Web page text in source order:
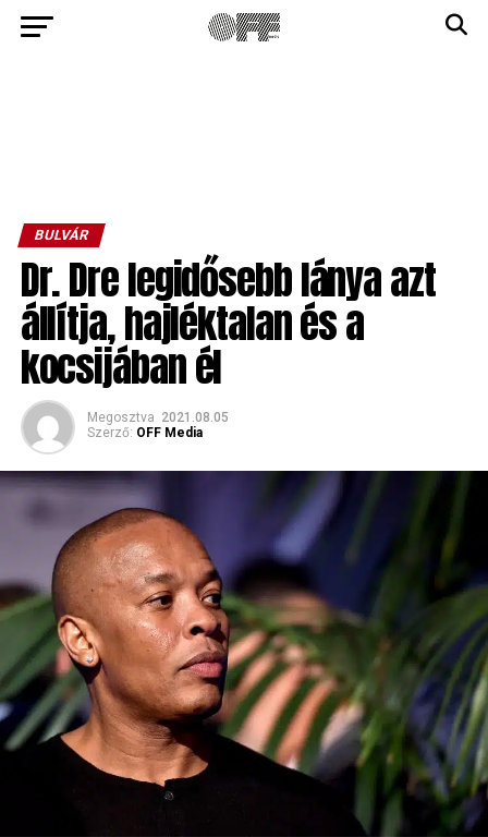
BULVÁR
Dr. Dre legidősebb lánya azt
állítja, hajléktalan és a
kocsijában él
Megosztva 2021.08.05
Szerző: OFF Media